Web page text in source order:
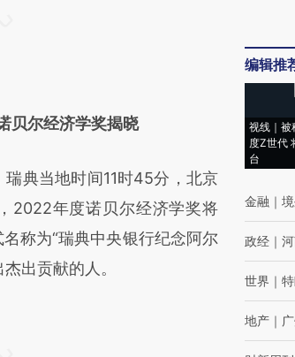
头增加这段话：本文由第三方
oB9guIvw]
真实意图存在偏差。不代表财
尔经济学奖揭晓
典当地时间11时45分，北京
2022年度诺贝尔经济学奖将
称为“瑞典中央银行纪念阿尔
出贡献的人。
编辑推
视线｜被
度Z世代
台
金融 ｜
政经 ｜
世界 ｜
地产 ｜